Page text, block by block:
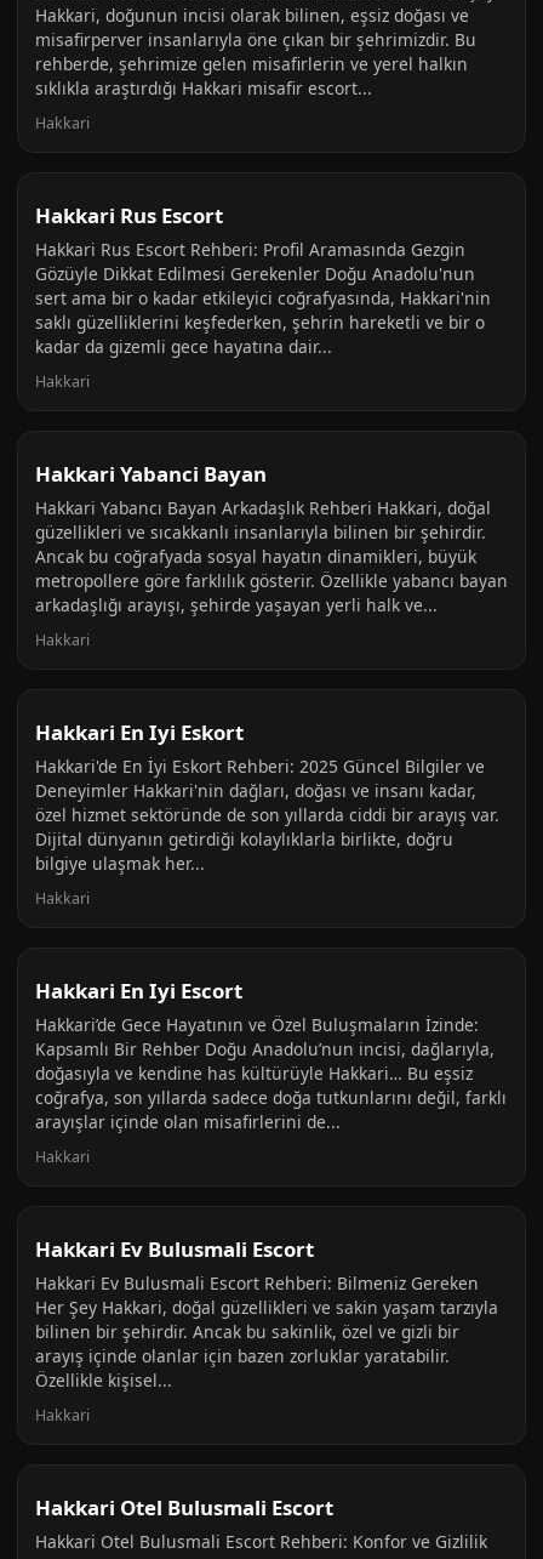
Hakkari, doğunun incisi olarak bilinen, eşsiz doğası ve
misafirperver insanlarıyla öne çıkan bir şehrimizdir. Bu
rehberde, şehrimize gelen misafirlerin ve yerel halkın
sıklıkla araştırdığı Hakkari misafir escort...
Hakkari
Hakkari Rus Escort
Hakkari Rus Escort Rehberi: Profil Aramasında Gezgin
Gözüyle Dikkat Edilmesi Gerekenler Doğu Anadolu'nun
sert ama bir o kadar etkileyici coğrafyasında, Hakkari'nin
saklı güzelliklerini keşfederken, şehrin hareketli ve bir o
kadar da gizemli gece hayatına dair...
Hakkari
Hakkari Yabanci Bayan
Hakkari Yabancı Bayan Arkadaşlık Rehberi Hakkari, doğal
güzellikleri ve sıcakkanlı insanlarıyla bilinen bir şehirdir.
Ancak bu coğrafyada sosyal hayatın dinamikleri, büyük
metropollere göre farklılık gösterir. Özellikle yabancı bayan
arkadaşlığı arayışı, şehirde yaşayan yerli halk ve...
Hakkari
Hakkari En Iyi Eskort
Hakkari'de En İyi Eskort Rehberi: 2025 Güncel Bilgiler ve
Deneyimler Hakkari'nin dağları, doğası ve insanı kadar,
özel hizmet sektöründe de son yıllarda ciddi bir arayış var.
Dijital dünyanın getirdiği kolaylıklarla birlikte, doğru
bilgiye ulaşmak her...
Hakkari
Hakkari En Iyi Escort
Hakkari’de Gece Hayatının ve Özel Buluşmaların İzinde:
Kapsamlı Bir Rehber Doğu Anadolu’nun incisi, dağlarıyla,
doğasıyla ve kendine has kültürüyle Hakkari… Bu eşsiz
coğrafya, son yıllarda sadece doğa tutkunlarını değil, farklı
arayışlar içinde olan misafirlerini de...
Hakkari
Hakkari Ev Bulusmali Escort
Hakkari Ev Bulusmali Escort Rehberi: Bilmeniz Gereken
Her Şey Hakkari, doğal güzellikleri ve sakin yaşam tarzıyla
bilinen bir şehirdir. Ancak bu sakinlik, özel ve gizli bir
arayış içinde olanlar için bazen zorluklar yaratabilir.
Özellikle kişisel...
Hakkari
Hakkari Otel Bulusmali Escort
Hakkari Otel Bulusmali Escort Rehberi: Konfor ve Gizlilik